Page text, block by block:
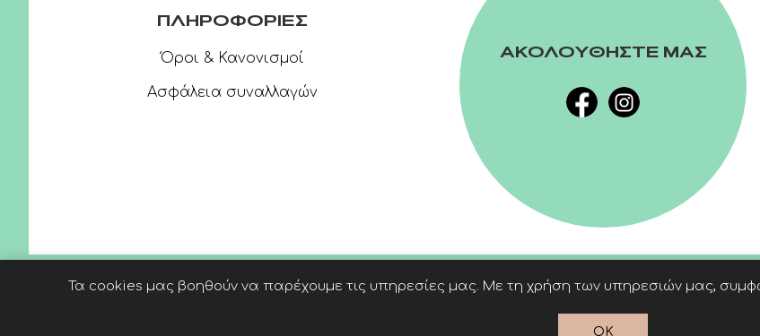
ΑΚΟΛΟΥΘΗΣΤΕ ΜΑΣ
ΠΛΗΡΟΦΟΡΙΕΣ
Όροι & Κανονισμοί
Ασφάλεια συναλλαγών
© 2026 Linardatos
Τα cookies μας βοηθούν να παρέχουμε τις υπηρεσίες μας. Με τη χρήση των υπηρεσιών μας,
OK